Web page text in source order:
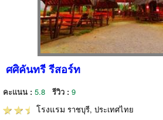
ศศิคันทรี รีสอร์ท
คะแนน : 5.8 รีวิว : 9
โรงแรม ราชบุรี, ประเทศไทย